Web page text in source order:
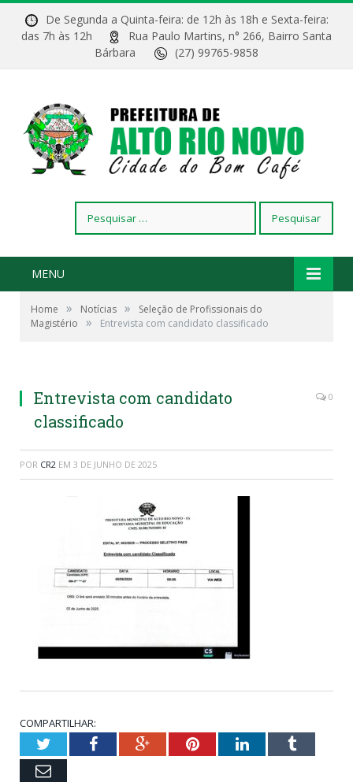
De Segunda a Quinta-feira: de 12h às 18h e Sexta-feira:
das 7h às 12h
Rua Paulo Martins, n° 266, Bairro Santa
Bárbara
(27) 99765-9858
por:
MENU
Home » Notícias »
Seleção de Profissionais do
Magistério
» Entrevista com candidato classificado
Entrevista com candidato
classificado
0
POR CR2 EM 3 DE JUNHO DE 2025
COMPARTILHAR:
TwitterFacebookGoogle+PinterestLinkedInTumblr
Email